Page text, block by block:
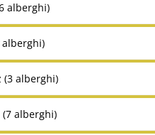
alberghi)
alberghi)
(3 alberghi)
alberghi)